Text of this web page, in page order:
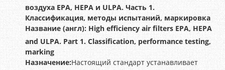
воздуха ЕРА, HEPA и ULPA. Часть 1.
Классификация, методы испытаний, маркировка
Название (англ): High efficiency air filters ЕРА, HEPA
and ULPA. Part 1. Classification, performance testing,
marking
Назначение:Настоящий стандарт устанавливает